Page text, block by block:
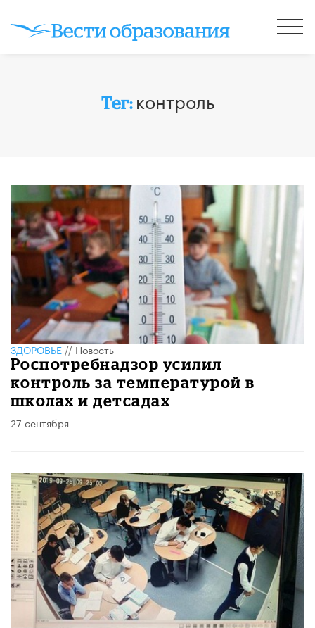
Тег: контроль
ЗДОРОВЬЕ//Новость
Роспотребнадзор усилил
контроль за температурой в
школах и детсадах
27 сентября